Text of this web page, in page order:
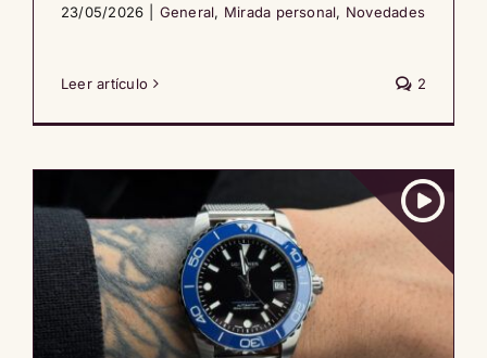
23/05/2026 General, Mirada personal, Novedades
Leer artículo 2